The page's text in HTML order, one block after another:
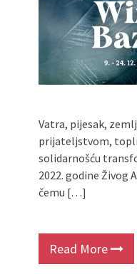
Vatra, pijesak,
prijateljstvom,
solidarnošću
2022. godine Živog
čemu […]
Read More